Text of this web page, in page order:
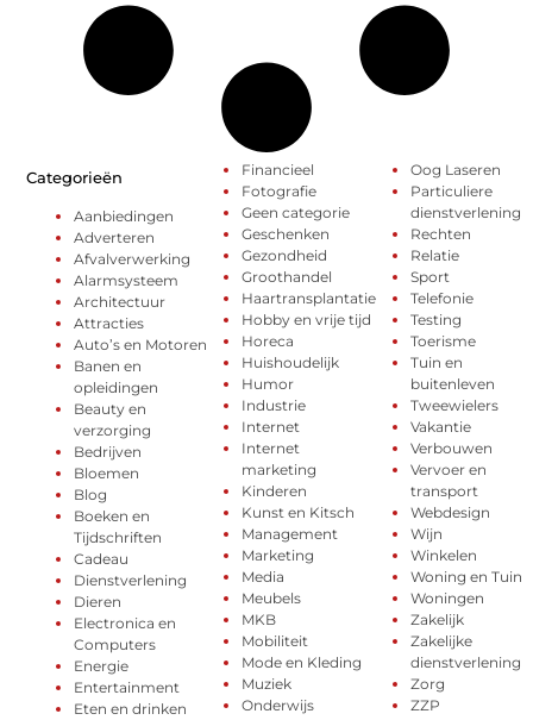
Categorieën
Aanbiedingen
Adverteren
Afvalverwerking
Alarmsysteem
Architectuur
Attracties
Auto’s en Motoren
Banen en
opleidingen
Beauty en
verzorging
Bedrijven
Bloemen
Blog
Boeken en
Tijdschriften
Cadeau
Dienstverlening
Dieren
Electronica en
Computers
Energie
Entertainment
Eten en drinken
Financieel
Fotografie
Geen categorie
Geschenken
Gezondheid
Groothandel
Haartransplantatie
Hobby en vrije tijd
Horeca
Huishoudelijk
Humor
Industrie
Internet
Internet
marketing
Kinderen
Kunst en Kitsch
Management
Marketing
Media
Meubels
MKB
Mobiliteit
Mode en Kleding
Muziek
Onderwijs
Oog Laseren
Particuliere
dienstverlening
Rechten
Relatie
Sport
Telefonie
Testing
Toerisme
Tuin en
buitenleven
Tweewielers
Vakantie
Verbouwen
Vervoer en
transport
Webdesign
Wijn
Winkelen
Woning en Tuin
Woningen
Zakelijk
Zakelijke
dienstverlening
Zorg
ZZP